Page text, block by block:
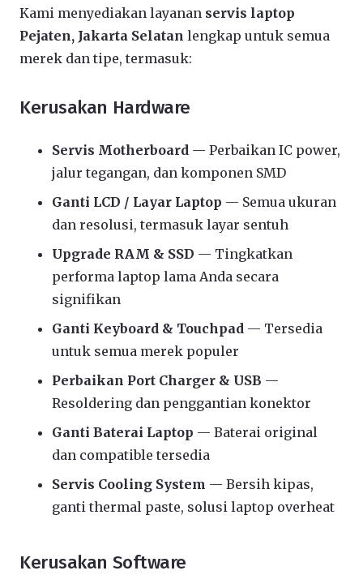
Kami menyediakan layanan servis laptop
Pejaten, Jakarta Selatan lengkap untuk semua
merek dan tipe, termasuk:
Kerusakan Hardware
Servis Motherboard — Perbaikan IC power,
jalur tegangan, dan komponen SMD
Ganti LCD / Layar Laptop — Semua ukuran
dan resolusi, termasuk layar sentuh
Upgrade RAM & SSD — Tingkatkan
performa laptop lama Anda secara
signifikan
Ganti Keyboard & Touchpad — Tersedia
untuk semua merek populer
Perbaikan Port Charger & USB —
Resoldering dan penggantian konektor
Ganti Baterai Laptop — Baterai original
dan compatible tersedia
Servis Cooling System — Bersih kipas,
ganti thermal paste, solusi laptop overheat
Kerusakan Software